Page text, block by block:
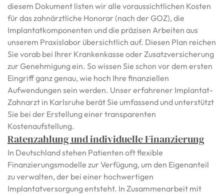
diesem Dokument listen wir alle voraussichtlichen Kosten
für das zahnärztliche Honorar (nach der GOZ), die
Implantatkomponenten und die präzisen Arbeiten aus
unserem Praxislabor übersichtlich auf. Diesen Plan reichen
Sie vorab bei Ihrer Krankenkasse oder Zusatzversicherung
zur Genehmigung ein. So wissen Sie schon vor dem ersten
Eingriff ganz genau, wie hoch Ihre finanziellen
Aufwendungen sein werden. Unser erfahrener Implantat-
Zahnarzt in Karlsruhe berät Sie umfassend und unterstützt
Sie bei der Erstellung einer transparenten
Kostenaufstellung.
Ratenzahlung und individuelle Finanzierung
In Deutschland stehen Patienten oft flexible
Finanzierungsmodelle zur Verfügung, um den Eigenanteil
zu verwalten, der bei einer hochwertigen
Implantatversorgung entsteht. In Zusammenarbeit mit